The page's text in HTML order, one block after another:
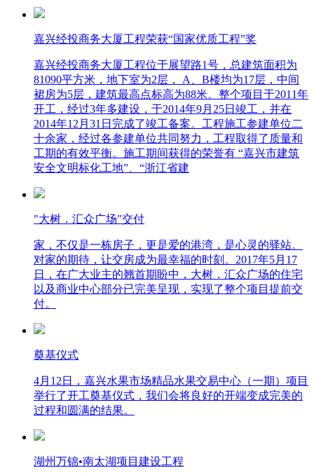
嘉兴经投商务大厦工程荣获“国家优质工程”奖
嘉兴经投商务大厦工程位于展望路1号，总建筑面积为
81090平方米，地下室为2层， A、B楼均为17层，中间
裙房为5层，建筑最高点标高为88米。整个项目于2011年
开工，经过3年多建设，于2014年9月25日竣工，并在
2014年12月31日完成了竣工备案。工程施工参建单位二
十余家，经过各参建单位共同努力，工程取得了质量和
工期的有效平衡。施工期间获得的荣誉有 “嘉兴市建筑
安全文明标化工地”、“浙江省建
"大树．汇众广场"交付
家，不仅是一栋房子，更是爱的港湾，是心灵的驿站。
对家的期待，让交房成为最幸福的时刻。2017年5月17
日，在广大业主的翘首期盼中，大树．汇众广场的住宅
以及商业中心部分已完美呈现，实现了整个项目提前交
付。
奠基仪式
4月12日，嘉兴水果市场精品水果交易中心（一期）项目
举行了开工奠基仪式，我们会将良好的开端变成完美的
过程和圆满的结果。
湖州万锦•南太湖项目建设工程